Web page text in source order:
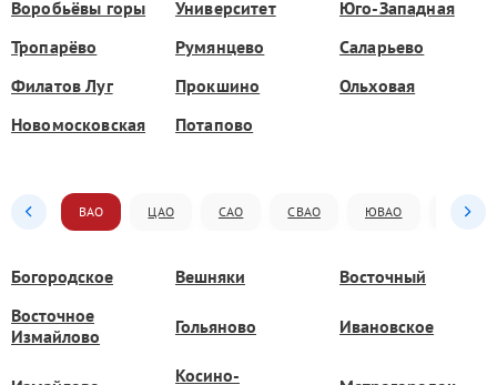
Воробьёвы горы Университет
Юго-Западная
Тропарёво
Румянцево
Саларьево
Филатов Луг
Прокшино
Ольховая
Новомосковская
Потапово
ВАО ЦАО САО СВАО ЮВАО ЮАО
Богородское Вешняки
Восточный
Восточное
Измайлово
Гольяново Ивановское
Косино-